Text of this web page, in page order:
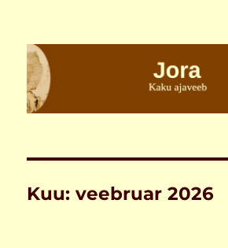
Jora
Kuu:veebruar 2026